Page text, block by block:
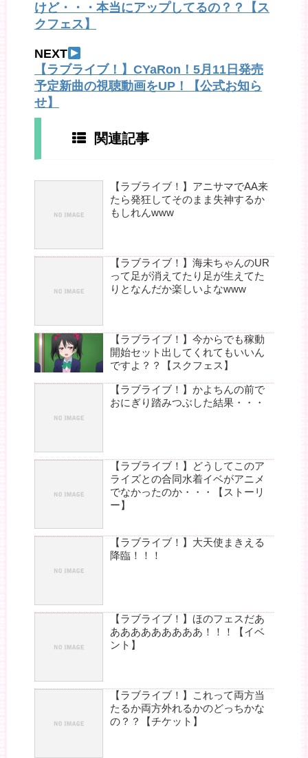
けど・・・本当にアップしてるの？？【ス
クフェス】
NEXT
【ラブライブ！】CYaRon！5月11日発売
予定新曲の視聴動画をUP！【公式お知ら
せ】
関連記事
【ラブライブ！】アニサマでAA来
たら発狂してそのまま失神するか
もしれんwww
【ラブライブ！】海未ちゃんのUR
って足が消えてたり足が生えてた
りとなんだか楽しいよなwww
【ラブライブ！】今からでも稼動
開始セット出してくれてもいいん
ですよ？？【スクフェス】
【ラブライブ！】かよちんの前で
おにぎり踏みつぶした結果・・・
【ラブライブ！】どうしてこのア
ライズとの合同水着イベがアニメ
でなかったのか・・・【ストーリ
ー】
【ラブライブ！】大天使まきえる
降臨！！！
【ラブライブ！】ほのフェスだあ
あああああああああ！！！【イベ
ント】
【ラブライブ！】これって両方当
たるか両方外れるかのどっちかな
の？？【チケット】